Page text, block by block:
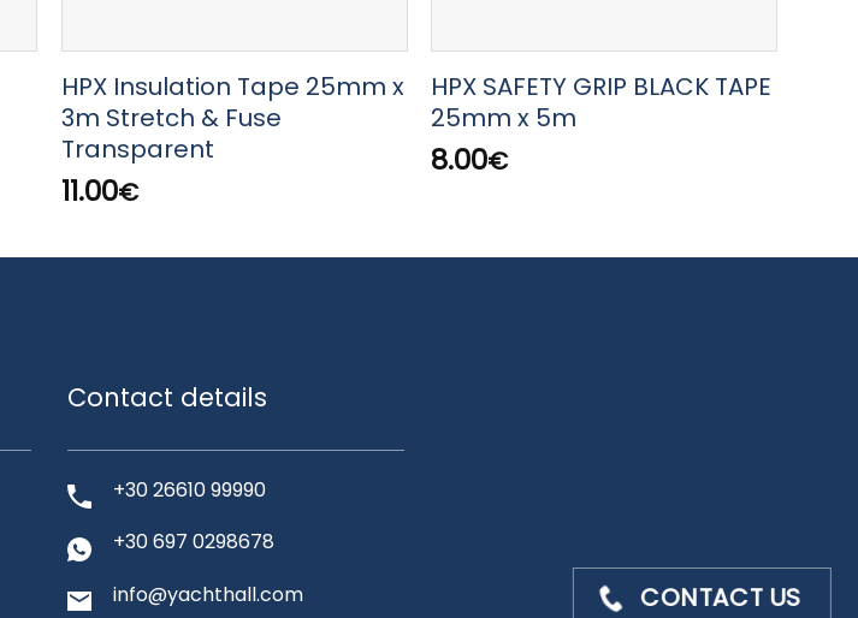
HPX Insulation Tape 25mm x
3m Stretch & Fuse
Transparent
11.00€
HPX SAFETY GRIP BLACK TAPE
25mm x 5m
8.00€
Contact details
+30 26610 99990
+30 697 0298678
info@yachthall.com
CONTACT US